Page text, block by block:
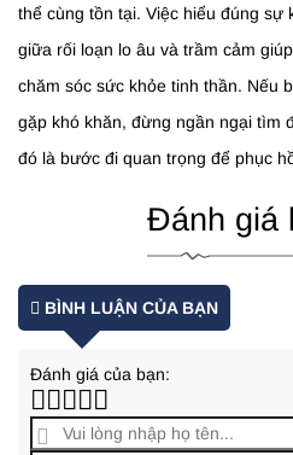
thể cùng tồn tại. Việc hiểu đúng sự
giữa rối loạn lo âu và trầm cảm
chăm sóc sức khỏe tinh thần. Nếu
gặp khó khăn, đừng ngần ngại tìm
đó là bước đi quan trọng để phục
Đánh giá
BÌNH LUẬN CỦA BẠN
Đánh giá của bạn: